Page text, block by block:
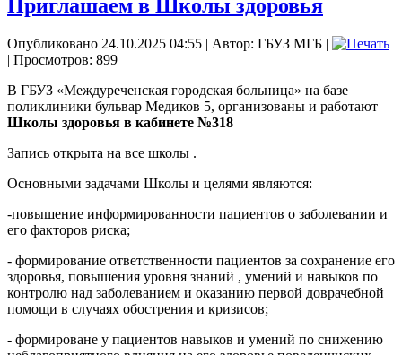
Приглашаем в Школы здоровья
Опубликовано 24.10.2025 04:55 | Автор: ГБУЗ МГБ |
| Просмотров: 899
В ГБУЗ «Междуреченская городская больница» на базе
поликлиники бульвар Медиков 5, организованы и работают
Школы здоровья в кабинете №318
Запись открыта на все школы .
Основными задачами Школы и целями являются:
-повышение информированности пациентов о заболевании и
его факторов риска;
- формирование ответственности пациентов за сохранение его
здоровья, повышения уровня знаний , умений и навыков по
контролю над заболеванием и оказанию первой доврачебной
помощи в случаях обострения и кризисов;
- формироване у пациентов навыков и умений по снижению